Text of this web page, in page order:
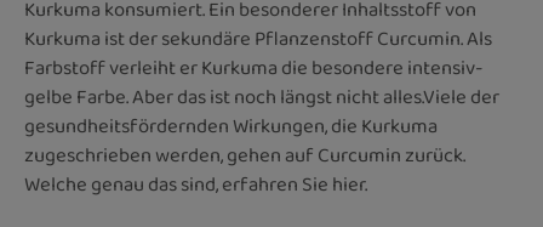
Kurkuma konsumiert. Ein besonderer Inhaltsstoff von
Kurkuma ist der sekundäre Pflanzenstoff Curcumin. Als
Farbstoff verleiht er Kurkuma die besondere intensiv-
gelbe Farbe. Aber das ist noch längst nicht alles.Viele der
gesundheitsfördernden Wirkungen, die Kurkuma
zugeschrieben werden, gehen auf Curcumin zurück.
Welche genau das sind, erfahren Sie hier.